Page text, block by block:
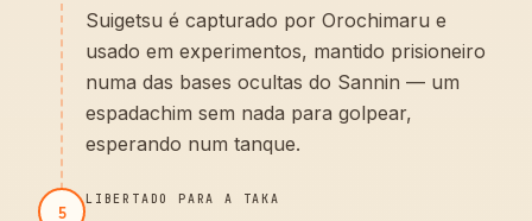
Suigetsu é capturado por Orochimaru e
usado em experimentos, mantido prisioneiro
numa das bases ocultas do Sannin — um
espadachim sem nada para golpear,
esperando num tanque.
5
LIBERTADO PARA A TAKA